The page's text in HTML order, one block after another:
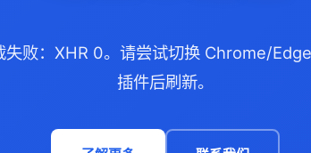
败：XHR 0。请尝试切换 Chrome/
插件后刷新。